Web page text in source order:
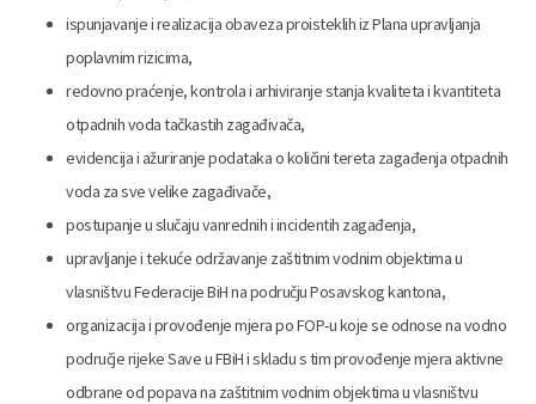
ispunjavanje i realizacija obaveza proisteklih iz Plana upravljanja
poplavnim rizicima,
redovno praćenje, kontrola i arhiviranje stanja kvaliteta i kvantiteta
otpadnih voda tačkastih zagađivača,
evidencija i ažuriranje podataka o količini tereta zagađenja otpadnih
voda za sve velike zagađivače,
postupanje u slučaju vanrednih i incidentih zagađenja,
upravljanje i tekuće održavanje zaštitnim vodnim objektima u
vlasništvu Federacije BiH na području Posavskog kantona,
organizacija i provođenje mjera po FOP-u koje se odnose na vodno
područje rijeke Save u FBiH i skladu s tim provođenje mjera aktivne
odbrane od popava na zaštitnim vodnim objektima u vlasništvu